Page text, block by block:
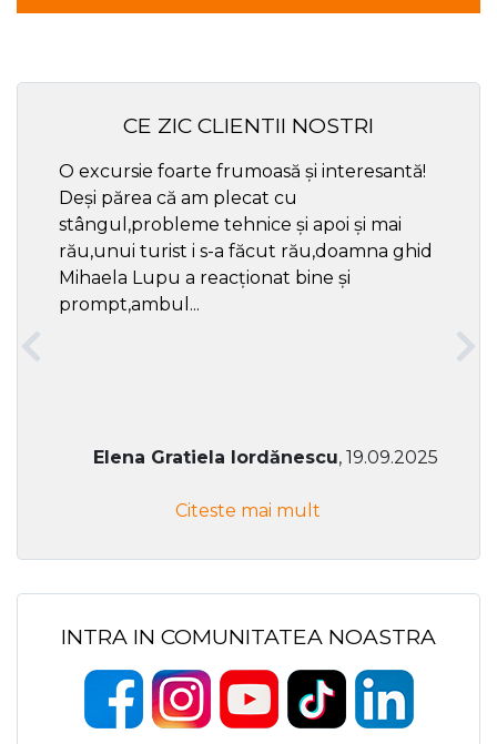
CE ZIC CLIENTII NOSTRI
O excursie foarte frumoasă și interesantă!
Deși părea că am plecat cu
stângul,probleme tehnice și apoi și mai
rău,unui turist i s-a făcut rău,doamna ghid
Mihaela Lupu a reacționat bine și
prompt,ambul...
Elena Gratiela Iordănescu, 19.09.2025
Citeste mai mult
INTRA IN COMUNITATEA NOASTRA